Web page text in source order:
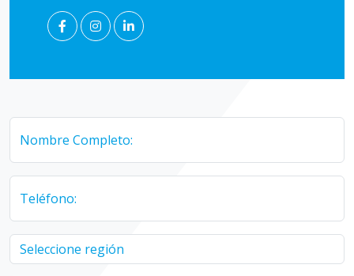
Nombre Completo:
Teléfono: